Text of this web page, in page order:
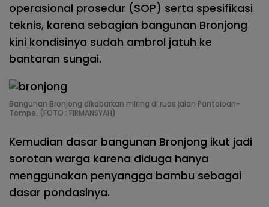
operasional prosedur (SOP) serta spesifikasi
teknis, karena sebagian bangunan Bronjong
kini kondisinya sudah ambrol jatuh ke
bantaran sungai.
Bangunan Bronjong dikabarkan miring di ruas jalan Pantoloan-
Tompe. (FOTO : FIRMANSYAH)
Kemudian dasar bangunan Bronjong ikut jadi
sorotan warga karena diduga hanya
menggunakan penyangga bambu sebagai
dasar pondasinya.